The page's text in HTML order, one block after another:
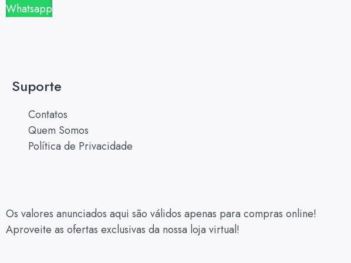
Whatsapp
Suporte
Contatos
Quem Somos
Política de Privacidade
Os valores anunciados aqui são válidos apenas para compras online!
Aproveite as ofertas exclusivas da nossa loja virtual!